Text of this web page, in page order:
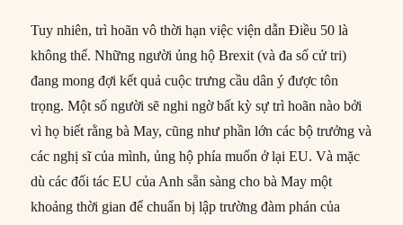
Tuy nhiên, trì hoãn vô thời hạn việc viện dẫn Điều 50 là
không thể. Những người ủng hộ Brexit (và đa số cử tri)
đang mong đợi kết quả cuộc trưng cầu dân ý được tôn
trọng. Một số người sẽ nghi ngờ bất kỳ sự trì hoãn nào bởi
vì họ biết rằng bà May, cũng như phần lớn các bộ trưởng và
các nghị sĩ của mình, ủng hộ phía muốn ở lại EU. Và mặc
dù các đối tác EU của Anh sẵn sàng cho bà May một
khoảng thời gian để chuẩn bị lập trường đàm phán của